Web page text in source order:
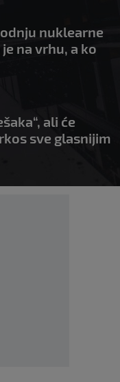
nuklearne
na vrhu, a ko
ali će
sve glasnijim